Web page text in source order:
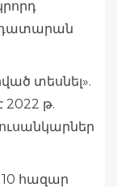
դատարան
տեսնել».
2022 թ.
10 հազար